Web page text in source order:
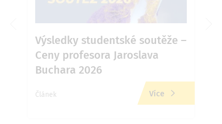
Výsledky studentské soutěže –
Ceny profesora Jaroslava
Buchara 2026
Článek Více